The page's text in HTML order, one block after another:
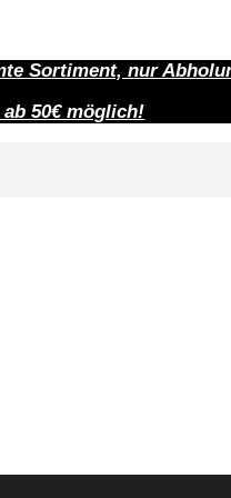
Sortiment, nur
50€ möglich!